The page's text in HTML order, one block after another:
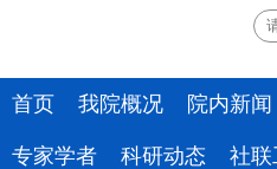
首页 我院概况 院内新闻
专家学者 科研动态 社联